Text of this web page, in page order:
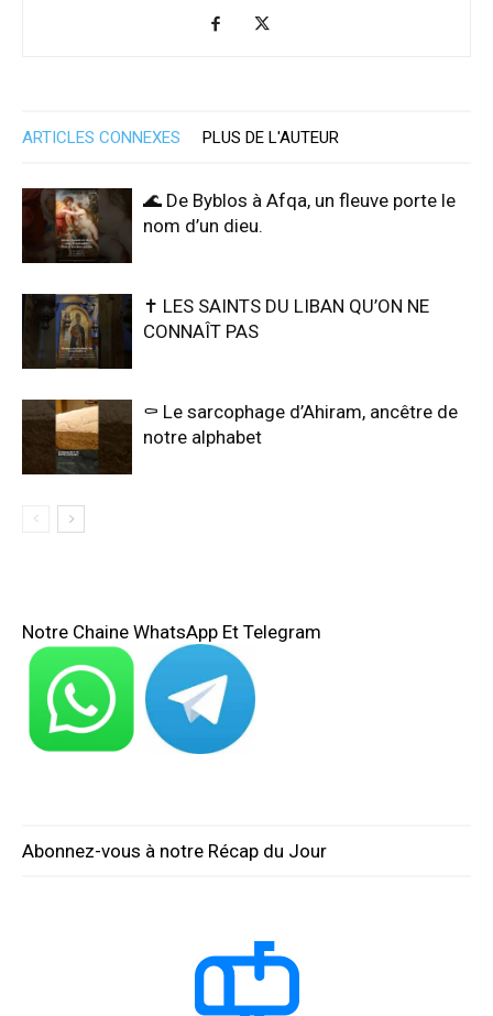
ARTICLES CONNEXES PLUS DE L'AUTEUR
🌊 De Byblos à Afqa, un fleuve porte le
nom d’un dieu.
✝️ LES SAINTS DU LIBAN QU’ON NE
CONNAÎT PAS
⚰️ Le sarcophage d’Ahiram, ancêtre de
notre alphabet
Notre Chaine WhatsApp Et Telegram
Abonnez-vous à notre Récap du Jour